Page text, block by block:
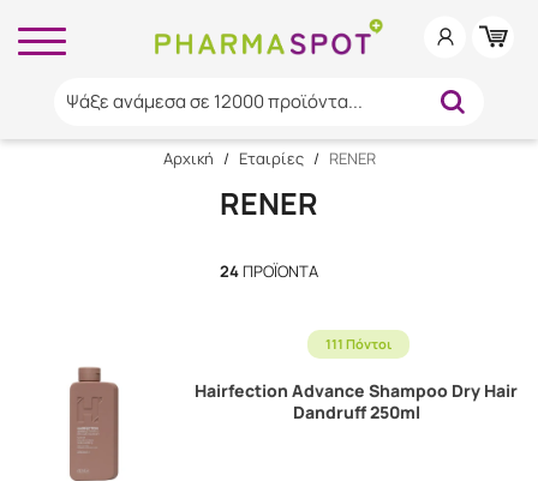
Ψάξε ανάμεσα σε 12000 προϊόντα...
Αρχική / Εταιρίες / RENER
RENER
24 ΠΡΟΪΌΝΤΑ
111 Πόντοι
Hairfection Advance Shampoo Dry Hair
Dandruff 250ml